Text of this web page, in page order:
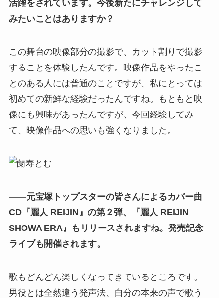
活躍をされています。今後新たにチャレンジして
みたいことはありますか？
この舞台の映像部分の撮影で、カット割りで撮影
することを体験したんです。映像作品をやったこ
とのある人には普通のことですが、私にとっては
初めての新鮮な経験だったんですね。もともと映
像にも興味があったんですが、今回経験してみ
て、映像作品への思いも強くなりました。
――元宝塚トップスターの皆さんによるカバー曲
CD『麗人 REIJIN』の第２弾、『麗人 REIJIN
SHOWA ERA』もリリースされますね。発売記念
ライブも開催されます。
歌もどんどん楽しくなってきているところです。
男役とは全然違う発声法、自分の本来の声で歌う